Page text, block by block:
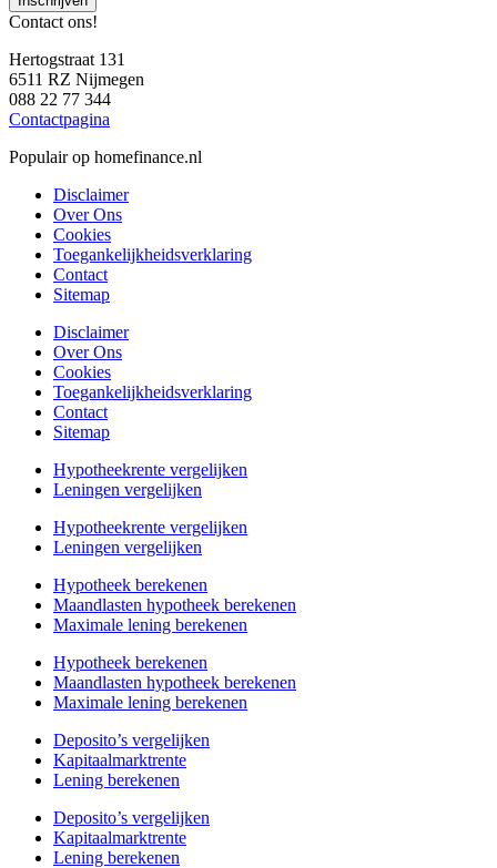
Contact ons!
Hertogstraat 131
6511 RZ Nijmegen
088 22 77 344
Contactpagina
Populair op homefinance.nl
Disclaimer
Over Ons
Cookies
Toegankelijkheidsverklaring
Contact
Sitemap
Disclaimer
Over Ons
Cookies
Toegankelijkheidsverklaring
Contact
Sitemap
Hypotheekrente vergelijken
Leningen vergelijken
Hypotheekrente vergelijken
Leningen vergelijken
Hypotheek berekenen
Maandlasten hypotheek berekenen
Maximale lening berekenen
Hypotheek berekenen
Maandlasten hypotheek berekenen
Maximale lening berekenen
Deposito’s vergelijken
Kapitaalmarktrente
Lening berekenen
Deposito’s vergelijken
Kapitaalmarktrente
Lening berekenen